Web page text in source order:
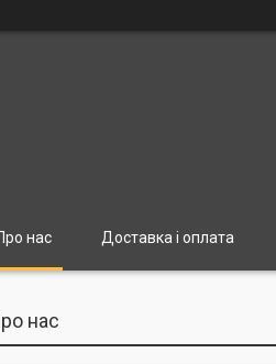
нас Доставка і оплата
нас